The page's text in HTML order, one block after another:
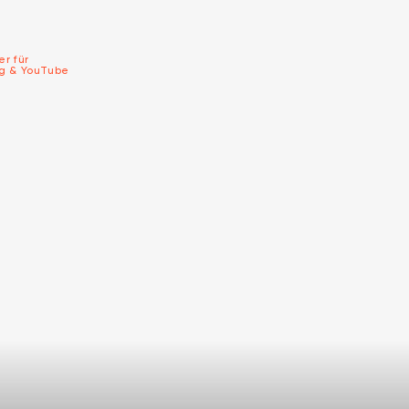
für
& YouTube